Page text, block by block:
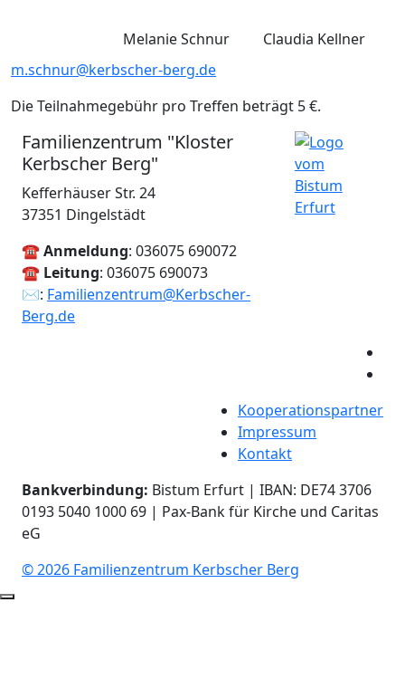
Melanie Schnur Claudia Kellner
m.schnur@kerbscher-berg.de
Die Teilnahmegebühr pro Treffen beträgt 5 €.
Familienzentrum "Kloster
Kerbscher Berg"
Kefferhäuser Str. 24
37351 Dingelstädt
☎Anmeldung: 036075 690072
☎ Leitung: 036075 690073
✉: Familienzentrum@Kerbscher-
Berg.de
Kooperationspartner
Impressum
Kontakt
Bankverbindung: Bistum Erfurt | IBAN: DE74 3706
0193 5040 1000 69 | Pax-Bank für Kirche und Caritas
eG
© 2026 Familienzentrum Kerbscher Berg